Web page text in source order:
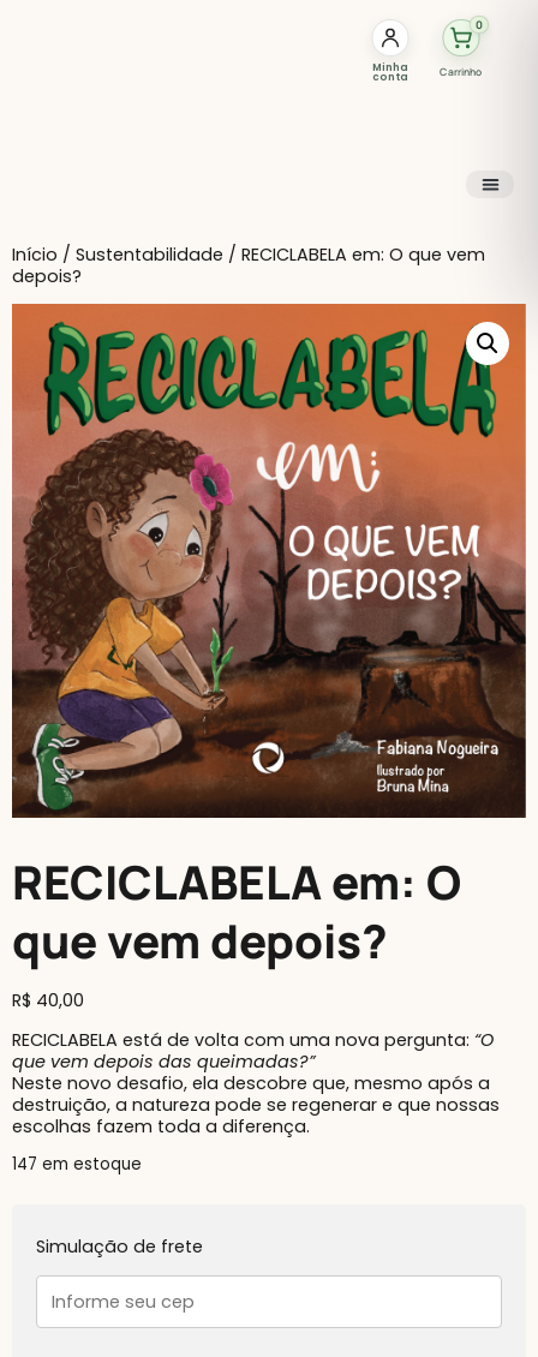
Minha
conta Carrinho
0
Início / Sustentabilidade / RECICLABELA em: O que vem
depois?
RECICLABELA em: O
que vem depois?
R$ 40,00
RECICLABELA está de volta com uma nova pergunta: “O
que vem depois das queimadas?”
Neste novo desafio, ela descobre que, mesmo após a
destruição, a natureza pode se regenerar e que nossas
escolhas fazem toda a diferença.
147 em estoque
Simulação de frete